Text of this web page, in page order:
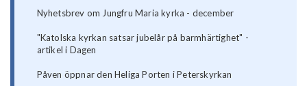
Nyhetsbrev om Jungfru Maria kyrka - december
"Katolska kyrkan satsar jubelår på barmhärtighet" -
artikel i Dagen
Påven öppnar den Heliga Porten i Peterskyrkan